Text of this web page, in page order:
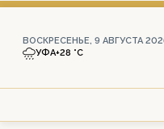
ВОСКРЕСЕНЬЕ, 9 АВГУСТА
УФА+28 °С